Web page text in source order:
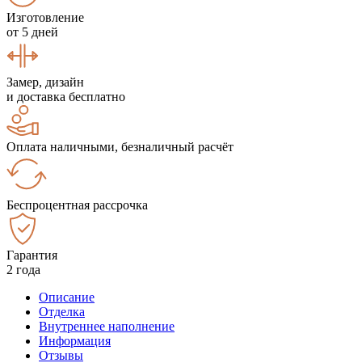
Изготовление
от 5 дней
Замер, дизайн
и доставка бесплатно
Оплата наличными, безналичный расчёт
Беспроцентная рассрочка
Гарантия
2 года
Описание
Отделка
Внутреннее наполнение
Информация
Отзывы